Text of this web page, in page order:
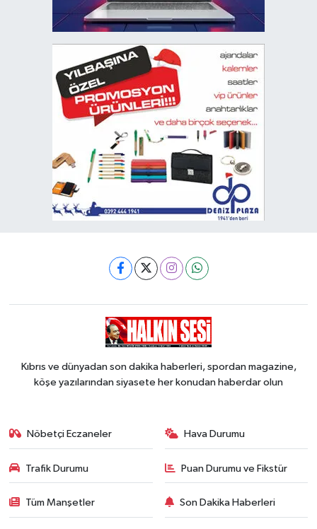
Kıbrıs ve dünyadan son dakika haberleri, spordan magazine,
köşe yazılarından siyasete her konudan haberdar olun
Nöbetçi Eczaneler Hava Durumu
Trafik Durumu Puan Durumu ve Fikstür
Tüm Manşetler Son Dakika Haberleri